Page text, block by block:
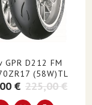
GPR D212 FM
(58W)TL
€ 225,00 €